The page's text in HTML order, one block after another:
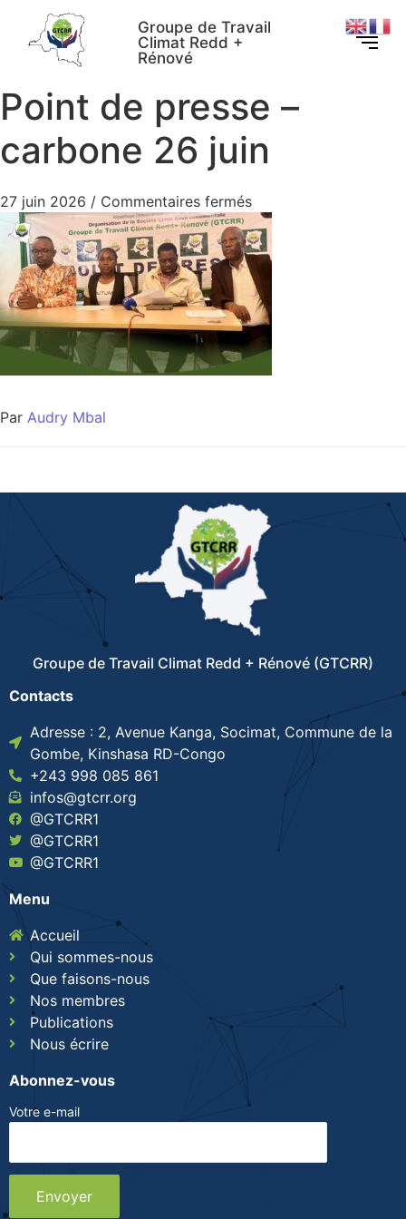
Groupe de Travail
Climat Redd +
Rénové
Point de presse –
carbone 26 juin
27 juin 2026 / Commentaires fermés
Par Audry Mbal
Groupe de Travail Climat Redd + Rénové (GTCRR)
Contacts
Adresse : 2, Avenue Kanga, Socimat, Commune de la
Gombe, Kinshasa RD-Congo
+243 998 085 861
infos@gtcrr.org
@GTCRR1
@GTCRR1
@GTCRR1
Menu
Accueil
Qui sommes-nous
Que faisons-nous
Nos membres
Publications
Nous écrire
Abonnez-vous
Votre e-mail